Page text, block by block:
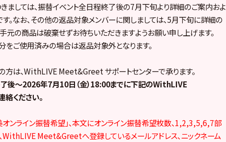
ましては、振替イベント全日程終了後の7月下旬より詳細のご案内およ
なお、その他の返品対象メンバーに関しましては、5月下旬に詳細の
元の商品は破棄せずお待ちいただきますようお願い申し上げます。
ご使用済みの場合は返品対象外となります。
方は、WithLIVE Meet&Greet サポートセンターで承ります。
後〜2026年7月10日（金）18:00までに下記のWithLIVE
ください。
オンライン振替希望」、本文にオンライン振替希望枚数、1,2,3,5,6,7部
Meet&Greetへ登録しているメールアドレス、ニックネーム